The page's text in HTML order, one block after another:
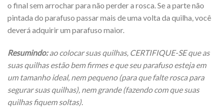
o final sem arrochar para não perder a rosca. Se a parte não
pintada do parafuso passar mais de uma volta da quilha, você
deverá adquirir um parafuso maior.
Resumindo:ao colocar suas quilhas, CERTIFIQUE-SE que as
suas quilhas estão bem firmes e que seu parafuso esteja em
um tamanho ideal, nem pequeno (para que falte rosca para
segurar suas quilhas), nem grande (fazendo com que suas
quilhas fiquem soltas).